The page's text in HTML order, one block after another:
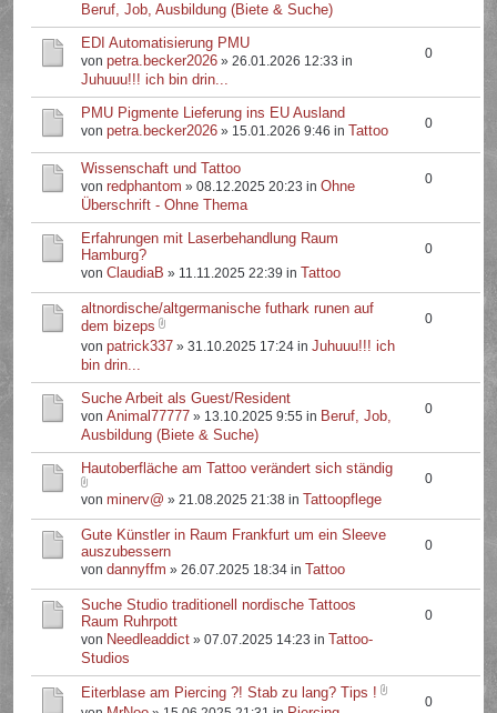
Beruf, Job, Ausbildung (Biete & Suche)
EDI Automatisierung PMU
vonpetra.becker2026 » 26.01.2026 12:33 in
Juhuuu!!! ich bin drin...
0
PMU Pigmente Lieferung ins EU Ausland
vonpetra.becker2026 » 15.01.2026 9:46 in Tattoo 0
Wissenschaft und Tattoo
vonredphantom » 08.12.2025 20:23 inOhne
Überschrift - Ohne Thema
0
Erfahrungen mit Laserbehandlung Raum
Hamburg?
vonClaudiaB » 11.11.2025 22:39 in Tattoo
0
altnordische/altgermanische futhark runen auf
dem bizeps
vonpatrick337 » 31.10.2025 17:24 inJuhuuu!!! ich
bin drin...
0
Suche Arbeit als Guest/Resident
vonAnimal77777 » 13.10.2025 9:55 in Beruf, Job,
Ausbildung (Biete & Suche)
0
Hautoberfläche am Tattoo verändert sich ständig
vonminerv@ » 21.08.2025 21:38 in Tattoopflege
0
Gute Künstler in Raum Frankfurt um ein Sleeve
auszubessern
vondannyffm » 26.07.2025 18:34 in Tattoo
0
Suche Studio traditionell nordische Tattoos
Raum Ruhrpott
von Needleaddict » 07.07.2025 14:23 in Tattoo-
Studios
0
Eiterblase am Piercing ?! Stab zu lang? Tips !
0